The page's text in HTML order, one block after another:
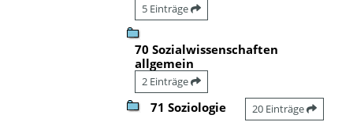
5 Einträge
70 Sozialwissenschaften
allgemein
2 Einträge
71 Soziologie 20 Einträge